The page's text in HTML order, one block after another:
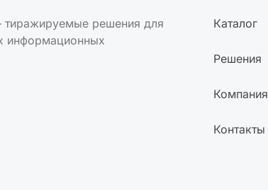
тиражируемые решения для
информационных
Каталог
Решения
Компания
Контакты